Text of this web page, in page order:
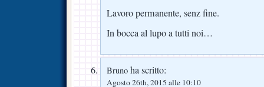
Lavoro permanente, senz fine.
In bocca al lupo a tutti noi…
Bruno ha scritto:
Agosto 26th, 2015 alle 10:10